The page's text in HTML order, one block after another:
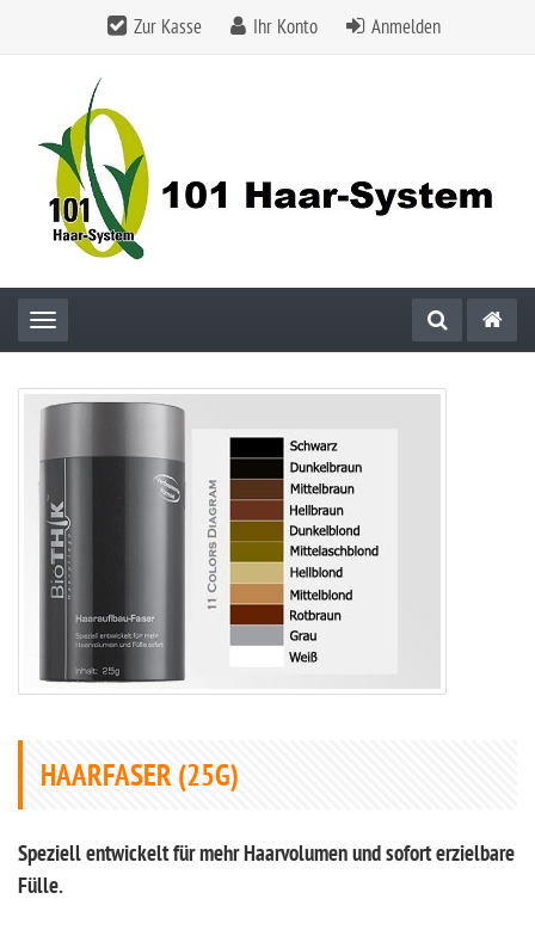
Zur Kasse Ihr Konto Anmelden
Toggle navigation
HAARFASER (25G)
Speziell entwickelt für mehr Haarvolumen und sofort erzielbare
Fülle.